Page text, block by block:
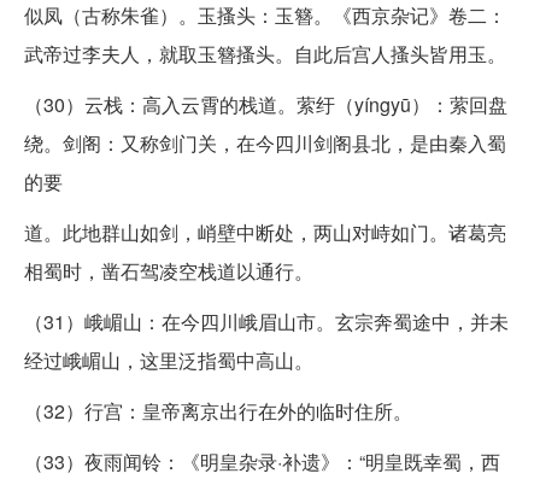
似凤（古称朱雀）。玉搔头：玉簪。《西京杂记》卷二：
武帝过李夫人，就取玉簪搔头。自此后宫人搔头皆用玉。
（30）云栈：高入云霄的栈道。萦纡（yíngyū）：萦回盘
绕。剑阁：又称剑门关，在今四川剑阁县北，是由秦入蜀
的要
道。此地群山如剑，峭壁中断处，两山对峙如门。诸葛亮
相蜀时，凿石驾凌空栈道以通行。
（31）峨嵋山：在今四川峨眉山市。玄宗奔蜀途中，并未
经过峨嵋山，这里泛指蜀中高山。
（32）行宫：皇帝离京出行在外的临时住所。
（33）夜雨闻铃：《明皇杂录·补遗》：“明皇既幸蜀，西